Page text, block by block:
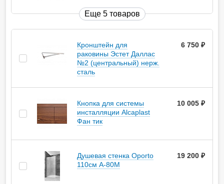
Еще 5 товаров
Кронштейн для
раковины Эстет Даллас
№2 (центральный) нерж.
сталь
6 750
Кнопка для системы
инсталляции Alcaplast
Фан тик
10 005
Душевая стенка Oporto
110см А-80М
19 200